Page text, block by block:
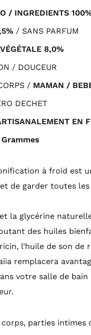
/ INGREDIENTS
/ SANS PARFUM
8,0%
/ DOUCEUR
/ MAMAN /
DECHET
EN
Grammes
à froid est
de garder toutes les
la glycérine
des huiles
l’huile de son de
remplacera
votre salle de
parties intimes